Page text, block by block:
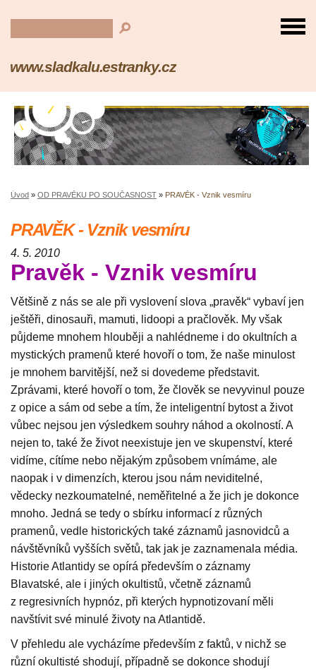
www.sladkalu.estranky.cz
Úvod » OD PRAVĚKU PO SOUČASNOST » PRAVĚK - Vznik vesmíru
PRAVĚK - Vznik vesmíru
4. 5. 2010
Pravěk - Vznik vesmíru
Většině z nás se ale při vyslovení slova „pravěk“ vybaví jen
ještěři, dinosauři, mamuti, lidoopi a pračlověk. My však
půjdeme mnohem hlouběji a nahlédneme i do okultních a
mystických pramenů které hovoří o tom, že naše minulost
je mnohem barvitější, než si dovedeme představit.
Zprávami, které hovoří o tom, že člověk se nevyvinul pouze
z opice a sám od sebe a tím, že inteligentní bytost a život
vůbec nejsou jen výsledkem souhry náhod a okolností. A
nejen to, také že život neexistuje jen ve skupenství, které
vidíme, cítíme nebo nějakým způsobem vnímáme, ale
naopak i v dimenzích, kterou jsou nám neviditelné,
vědecky nezkoumatelné, neměřitelné a že jich je dokonce
mnoho. Jedná se tedy o sbírku informací z různých
pramenů, vedle historických také záznamů jasnovidců a
návštěvníků vyšších světů, tak jak je zaznamenala média.
Historie Atlantidy se opírá především o záznamy
Blavatské, ale i jiných okultistů, včetně záznamů
z regresivních hypnóz, při kterých hypnotizovaní měli
navštívit své minulé životy na Atlantidě.
V přehledu ale vycházíme především z faktů, v nichž se
různí okultisté shodují, případně se dokonce shodují